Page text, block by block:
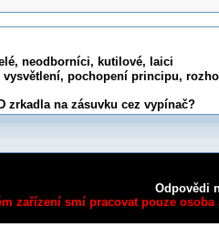
neodborníci, kutilové, laici
vysvětlení, pochopení principu,
zrkadla na zásuvku cez vypínač?
Odpovědi
zařízení smí pracovat pouze